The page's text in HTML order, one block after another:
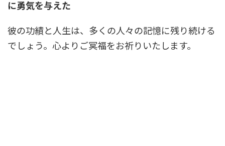
に勇気を与えた
彼の功績と人生は、多くの人々の記憶に残り続ける
でしょう。心よりご冥福をお祈りいたします。